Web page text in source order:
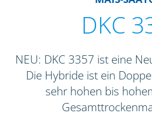
DKC
NEU: DKC 3357 ist eine
Die Hybride ist ein
sehr hohen bis